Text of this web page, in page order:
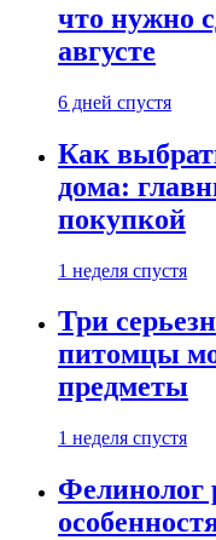
что нужно
августе
6 дней спустя
Как
дома:
покупкой
1 неделя спустя
Три
питомцы
предметы
1 неделя спустя
Фелинолог